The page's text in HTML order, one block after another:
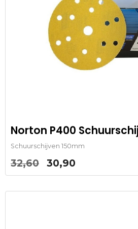
Norton P400
Schuurschijven 150mm
32,60
Oorspronkelijke
prijs
was:
30,90
prijs
is: